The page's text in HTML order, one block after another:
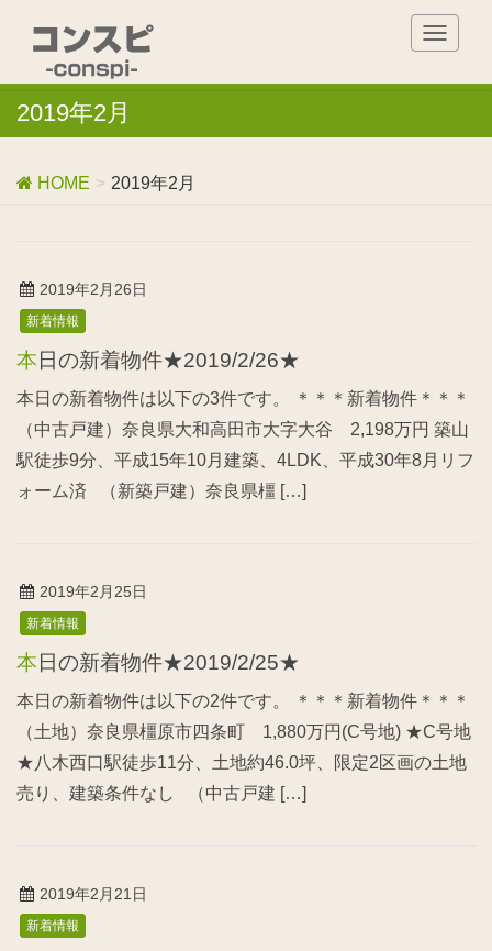
T
g
n
2019年2月
HOME 2019年2月
2019年2月26日
新着情報
本日の新着物件★2019/2/26★
本日の新着物件は以下の3件です。 ＊＊＊新着物件＊＊＊
（中古戸建）奈良県大和高田市大字大谷 2,198万円 築山
駅徒歩9分、平成15年10月建築、4LDK、平成30年8月リフ
ォーム済 （新築戸建）奈良県橿 […]
2019年2月25日
新着情報
本日の新着物件★2019/2/25★
本日の新着物件は以下の2件です。 ＊＊＊新着物件＊＊＊
（土地）奈良県橿原市四条町 1,880万円(C号地) ★C号地
★八木西口駅徒歩11分、土地約46.0坪、限定2区画の土地
売り、建築条件なし （中古戸建 […]
2019年2月21日
新着情報